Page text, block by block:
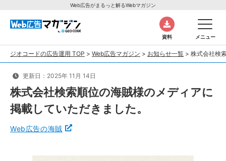
Web広告がまるっと解るWebマガジン
資料 メニュー
ジオコードの広告運用 TOP > Web広告マガジン > お知らせ一覧 > 株式会社検
更新日：2025年 11月 14日
株式会社検索順位の海賊様のメディアに
掲載していただきました。
Web広告の海賊